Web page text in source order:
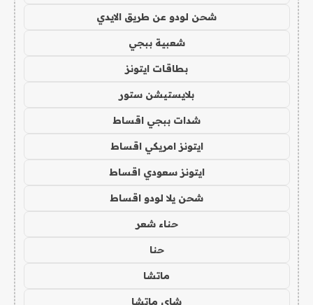
شحن لودو عن طريق الايدي
شعبية ببجي
بطاقات ايتونز
بلايستيشن ستور
شدات ببجي اقساط
ايتونز امريكي اقساط
ايتونز سعودي اقساط
شحن يلا لودو اقساط
حناء شعر
حنا
ماتشا
شاي ماتشا